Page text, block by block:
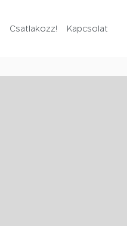
Csatlakozz! Kapcsolat
Rólunk